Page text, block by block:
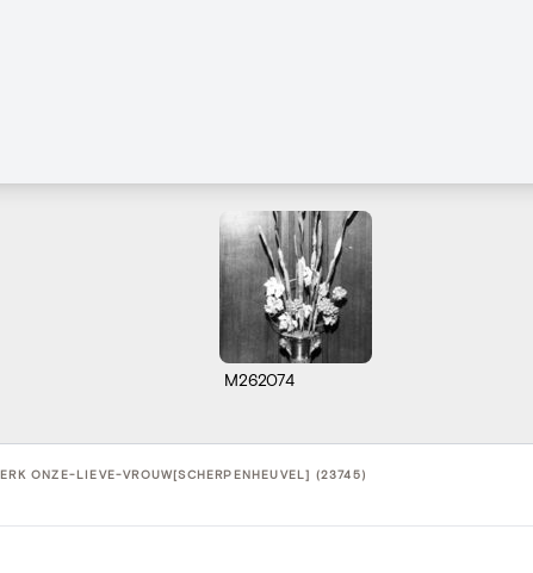
M262074
ONZE-LIEVE-VROUW[SCHERPENHEUVEL] (23745)